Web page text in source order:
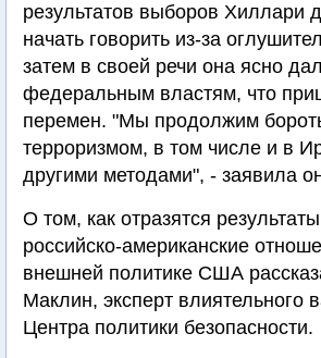
результатов выборов Хиллари
начать говорить из-за
затем в своей речи она ясно
федеральным властям, что
перемен. "Мы продолжим
терроризмом, в том числе и в
другими методами", - заявила
О том, как отразятся
российско-американские
внешней политике США
Маклин, эксперт влиятельного
Центра политики безопасности.